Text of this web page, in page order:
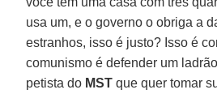
usa um, e o governo o obriga a
estranhos, isso é justo? Isso é
comunismo é defender um
petista do MST que quer tomar